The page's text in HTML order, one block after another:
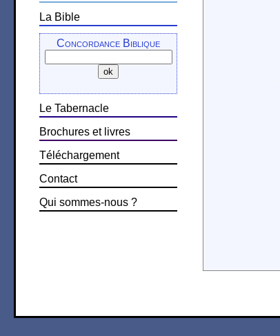
La Bible
Concordance Biblique
Le Tabernacle
Brochures et livres
Téléchargement
Contact
Qui sommes-nous ?